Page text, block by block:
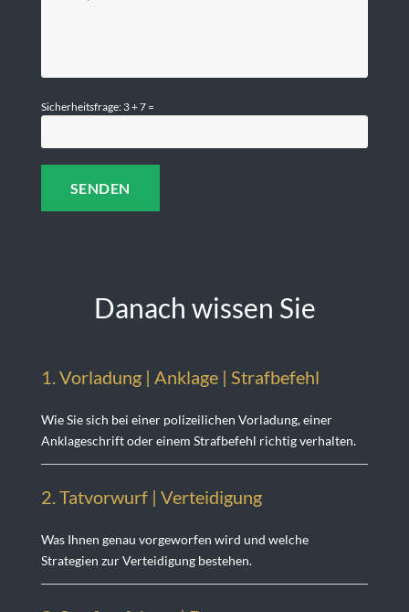
Sicherheitsfrage: 3 + 7 =
Danach wissen Sie
1. Vorladung | Anklage | Strafbefehl
Wie Sie sich bei einer polizeilichen Vorladung, einer
Anklageschrift oder einem Strafbefehl richtig verhalten.
2. Tatvorwurf | Verteidigung
Was Ihnen genau vorgeworfen wird und welche
Strategien zur Verteidigung bestehen.